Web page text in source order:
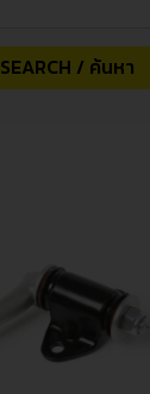
SEARCH / ค้นหา